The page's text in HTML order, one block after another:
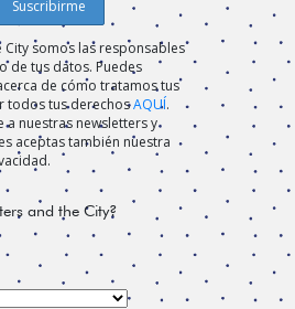
City somos las responsables
de tus datos. Puedes
de cómo tratamos tus
todos tus derechosAQUÍ.
a nuestras newsletters y
aceptas también nuestra
and the City?